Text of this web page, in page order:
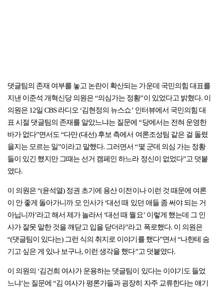
댓글팀의 존재 여부를 놓고 논란이 확산되는 가운데 국민의힘 대표를
지낸 이준석 개혁신당 의원은 “의심가는 정황”이 있었다고 밝혔다. 이
의원은 12일 CBS 라디오 ‘김현정의 뉴스쇼’ 인터뷰에서 국민의힘 대
표 시절 댓글팀의 존재를 알았느냐는 질문에 “당에서는 전혀 운영한
바가 없다”면서도 “다만 (대선) 후보 측에서 여론조성팀 같은 걸 돌렸
을지는 모르는 일”이라고 말했다. 그러면서 “몇 군데 의심 가는 정황
들이 있긴 했지만 그때는 선거 캠페인 하느라 정신이 없었다”고 덧붙
였다.
이 의원은 “(윤석열) 정권 초기에 용산 이전이나 이런 것 때문에 여론
이 안 좋게 돌아가니까 모 인사가 ‘대선 때 있던 애들 좀 써야 되는 거
아닙니까’라고 해서 제가 놀라서 ‘대선 때 뭘요’ 이렇게 했는데 그 인
사가 잘못 말한 것을 깨닫고 입을 닫더라”라고 폭로했다. 이 의원은
“(댓글팀이 있다는) 그런 식의 취지로 이야기를 했다”면서 “나한테 숨
기고 싶은 게 있나 보구나, 이런 생각을 했다”고 덧붙였다.
이 의원의 ‘김건희 여사가 운용하는 댓글팀이 있다는 이야기도 들었
느냐’는 질문에 “김 여사가 평론가들과 굉장히 자주 교류한다는 얘기